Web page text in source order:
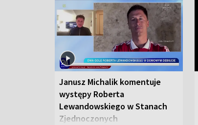
Janusz Michalik komentuje
występy Roberta
Lewandowskiego w Stanach
Zjednoczonych